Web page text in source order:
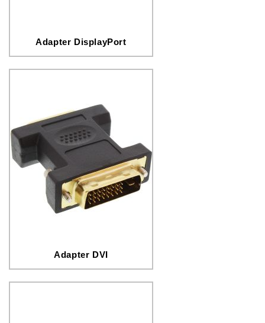
Adapter DisplayPort
Adapter DVI